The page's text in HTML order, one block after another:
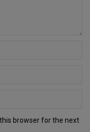
browser for the next